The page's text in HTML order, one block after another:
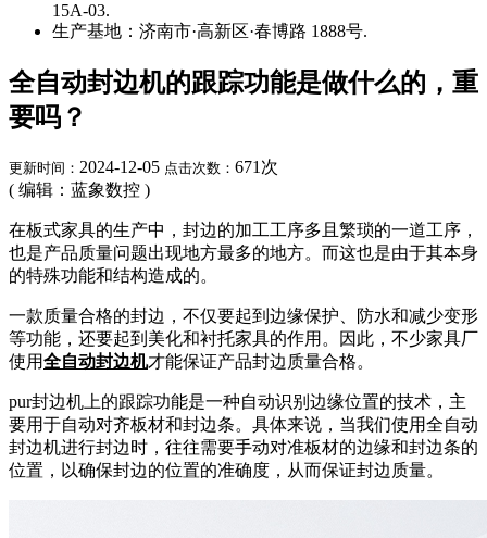
15A-03.
生产基地：济南市·高新区·春博路 1888号.
全自动封边机的跟踪功能是做什么的，重
要吗？
更新时间： 2024-12-05 点击次数： 671 次
( 编辑：蓝象数控 )
在板式家具的生产中，封边的加工工序多且繁琐的一道工序，
也是产品质量问题出现地方最多的地方。而这也是由于其本身
的特殊功能和结构造成的。
一款质量合格的封边，不仅要起到边缘保护、防水和减少变形
等功能，还要起到美化和衬托家具的作用。因此，不少家具厂
使用全自动封边机才能保证产品封边质量合格。
pur封边机上的跟踪功能是一种自动识别边缘位置的技术，主
要用于自动对齐板材和封边条。具体来说，当我们使用全自动
封边机进行封边时，往往需要手动对准板材的边缘和封边条的
位置，以确保封边的位置的准确度，从而保证封边质量。